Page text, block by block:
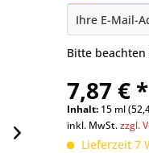
Bitte beachten
7,87 € *
Inhalt: 15 ml
inkl. MwSt.zzgl.
Lieferzeit 7